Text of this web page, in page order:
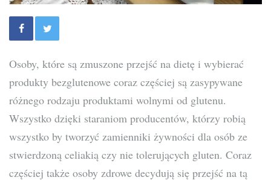
Osoby, które są zmuszone przejść na dietę i wybierać
produkty bezglutenowe coraz częściej są zasypywane
różnego rodzaju produktami wolnymi od glutenu.
Wszystko dzięki staraniom producentów, którzy robią
wszystko by tworzyć zamienniki żywności dla osób ze
stwierdzoną celiakią czy nie tolerujących gluten. Coraz
częściej także osoby zdrowe decydują się przejść na tą